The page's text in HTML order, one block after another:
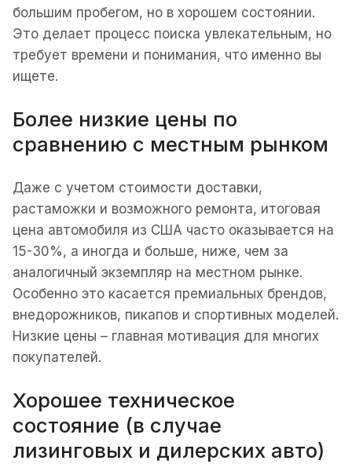
большим пробегом, но в хорошем состоянии.
Это делает процесс поиска увлекательным, но
требует времени и понимания, что именно вы
ищете.
Более низкие цены по
сравнению с местным рынком
Даже с учетом стоимости доставки,
растаможки и возможного ремонта, итоговая
цена автомобиля из США часто оказывается на
15-30%, а иногда и больше, ниже, чем за
аналогичный экземпляр на местном рынке.
Особенно это касается премиальных брендов,
внедорожников, пикапов и спортивных моделей.
Низкие цены – главная мотивация для многих
покупателей.
Хорошее техническое
состояние (в случае
лизинговых и дилерских авто)